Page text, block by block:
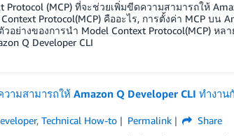
(MCP) ที่จะช่วยเพิ่มขีดความสามารถให้
Protocol(MCP) คืออะไร, การตั้งค่า MCP บน
ย่างของการนำ Model Context Protocol(MCP) หลา
Q Developer CLI
มสามารถให้ Amazon Q Developer CLI ทำงาน
,Technical How-to Permalink
Share